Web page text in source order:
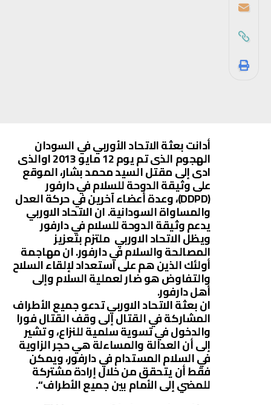
أدانت بعثة الاتحاد الأوربي في السودان
الهجوم الذى تم يوم 12 مايو 2013 اوالذى
ادى إلى مقتل السيد محمد بشار، الموقع
على وثيقة الدوحة للسلام في دارفور
(DDPD)، وعدة أعضاء آخرين في حركة العدل
والمساواة السودانية. ان الاتحاد الاوربي
يدعم وثيقة الدوحة للسلام في دارفور
ويظل الاتحاد الاوربي ملتزم بتعزيز
المصالحة والسلام في دارفور. ان مهاجمة
أولئك الذين هم على استعداد لإلقاء السلاح
والتفاوض هو ضار لعملية السلام وإلى
أهل دارفور.
ان بعثة الاتحاد الاوربي تدعو جميع الأطراف
المشاركة في القتال إلى وقف القتال فورا
والدخول في تسوية سلمية للنزاع، و تشير
إلى أن العدالة والمساءلة هي حجر الزاوية
في السلام المستدام في دارفور، ويمكن
فقط أن يتحقق من خلال إرادة مشتركة
للمضي إلى الأمام بين جميع الأطراف “.